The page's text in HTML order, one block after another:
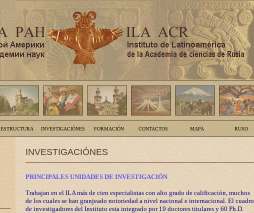
ESTRUCTURA INVESTIGACIÓNES FORMACIÓN CONTACTOS MAPA RUSO
INVESTIGACIÓNES
PRINCIPALES UNIDADES DE INVESTIGACIÓN
Trabajan en el ILA más de cien especialistas con alto grado de calificación, muchos
de los cuales se han granjeado notoriedad a nivel nacional e internacional. El cuadro
de investigadores del Instituto esta integrado por 19 doctores titulares y 60 Ph.D.